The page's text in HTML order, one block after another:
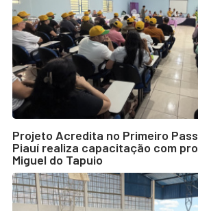
Projeto Acredita no Primeiro
Piauí realiza capacitação com
Miguel do Tapuio